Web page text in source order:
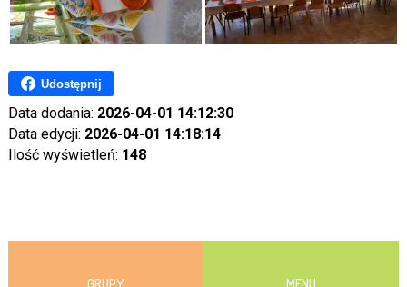
Udostępnij
Data dodania: 2026-04-01 14:12:30
Data edycji: 2026-04-01 14:18:14
Ilość wyświetleń: 148